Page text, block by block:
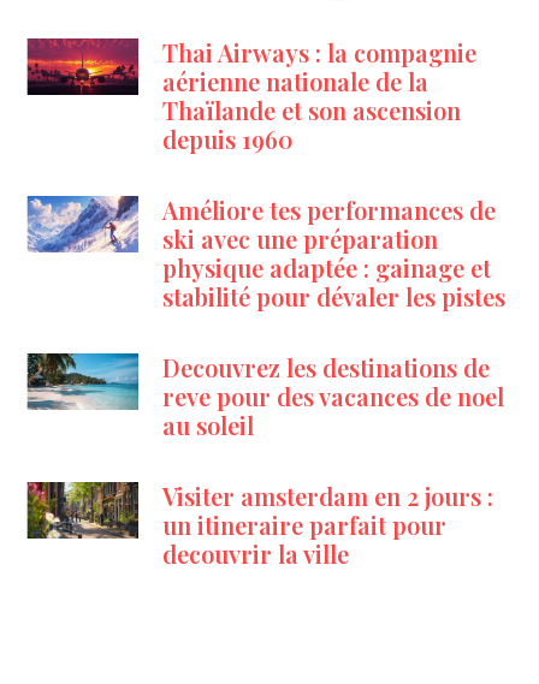
Thai Airways : la compagnie
aérienne nationale de la
Thaïlande et son ascension
depuis 1960
Améliore tes performances de
ski avec une préparation
physique adaptée : gainage et
stabilité pour dévaler les pistes
Decouvrez les destinations de
reve pour des vacances de noel
au soleil
Visiter amsterdam en 2 jours :
un itineraire parfait pour
decouvrir la ville